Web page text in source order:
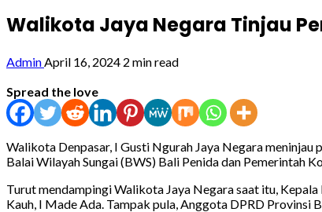
Walikota Jaya Negara Tinjau
AdminApril 16, 2024 2 min read
Spread the love
Walikota Denpasar, I Gusti Ngurah Jaya Negara
Balai Wilayah Sungai (BWS) Bali Penida dan Pemerintah
Turut mendampingi Walikota Jaya Negara saat itu,
Kauh, I Made Ada. Tampak pula, Anggota DPRD Provinsi